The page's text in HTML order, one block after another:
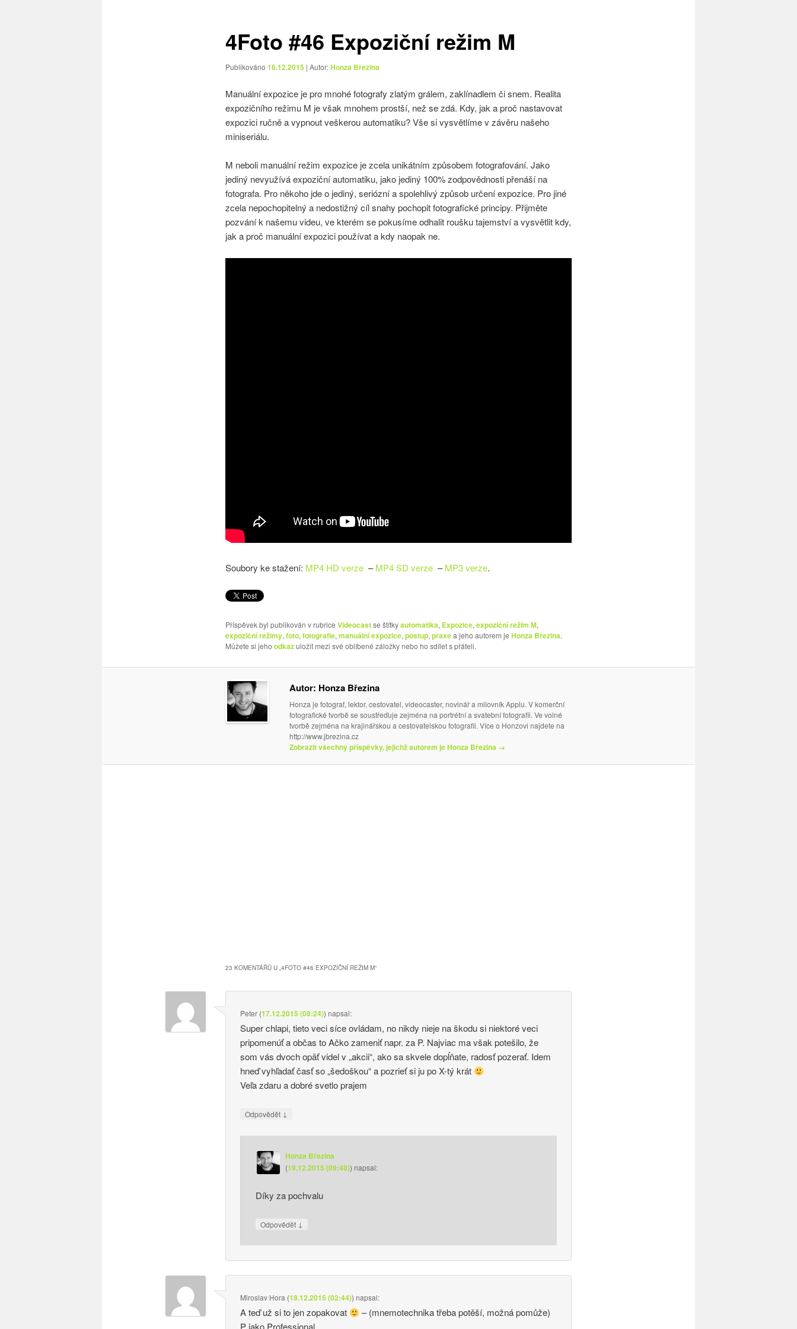
4Foto #46 Expoziční režim M
Publikováno 16.12.2015 | Autor:Honza Březina
Manuální expozice je pro mnohé fotografy zlatým grálem, zaklínadlem či snem. Realita
expozičního režimu M je však mnohem prostší, než se zdá. Kdy, jak a proč nastavovat
expozici ručně a vypnout veškerou automatiku? Vše si vysvětlíme v závěru našeho
miniseriálu.
M neboli manuální režim expozice je zcela unikátním způsobem fotografování. Jako
jediný nevyužívá expoziční automatiku, jako jediný 100% zodpovědnosti přenáší na
fotografa. Pro někoho jde o jediný, seriózní a spolehlivý způsob určení expozice. Pro jiné
zcela nepochopitelný a nedostižný cíl snahy pochopit fotografické principy. Přijměte
pozvání k našemu videu, ve kterém se pokusíme odhalit roušku tajemství a vysvětlit kdy,
jak a proč manuální expozici používat a kdy naopak ne.
Soubory ke stažení: MP4 HD verze–MP4 SD verze–MP3 verze.
Příspěvek byl publikován v rubrice Videocastse štítkyautomatika, Expozice, expoziční režim M,
expoziční režimy, foto, fotografie, manuální expozice, postup, praxea jeho autorem je Honza Březina.
Můžete si jeho odkazuložit mezi své oblíbené záložky nebo ho sdílet s přáteli.
Autor: Honza Březina
Honza je fotograf, lektor, cestovatel, videocaster, novinář a milovník Applu. V komerční
fotografické tvorbě se soustřeďuje zejména na portrétní a svatební fotografii. Ve volné
tvorbě zejména na krajinářskou a cestovatelskou fotografii. Více o Honzovi najdete na
http://www.jbrezina.cz
Zobrazit všechny příspěvky, jejichž autorem je Honza Březina →
23 KOMENTÁŘŮ U „ 4FOTO #46 EXPOZIČNÍ REŽIM M“
Peter (17.12.2015 (08:24))napsal:
Super chlapi, tieto veci síce ovládam, no nikdy nieje na škodu si niektoré veci
pripomenúť a občas to Ačko zameniť napr. za P. Najviac ma však potešilo, že
som vás dvoch opäť videl v „akcii“, ako sa skvele dopĺňate, radosť pozerať. Idem
hneď vyhľadať časť so „šedoškou“ a pozrieť si ju po X-tý krát
Veľa zdaru a dobré svetlo prajem
Odpovědět ↓
Honza Březina
(19.12.2015 (09:48)) napsal:
Díky za pochvalu
Odpovědět ↓
Miroslav Hora (18.12.2015 (02:44))napsal:
A teď už si to jen zopakovat
– (mnemotechnika třeba potěší, možná pomůže)